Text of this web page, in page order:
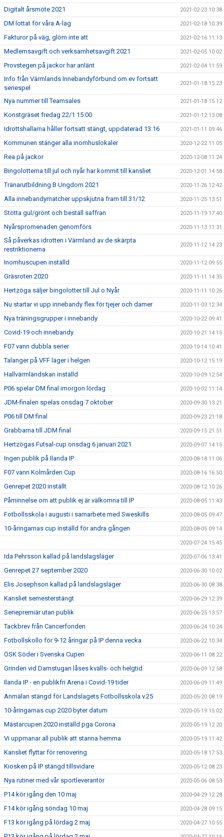
Digitalt årsmöte 2021 2021-02-23 10:38
DM lottat för våra A-lag 2021-02-18 10:39
Fakturor på väg, glöm inte att 2021-02-16 11:13
Medlemsavgift och verksamhetsavgift 2021 2021-02-05 10:02
Provstegen på jackor har anlänt 2021-02-04 11:59
Info från Värmlands Innebandyförbund om ev fortsatt
seriespel
2021-01-18 15:23
Nya nummer till Teamsales 2021-01-18 15:12
Konstgräset fredag 22/1 15:00 2021-01-12 13:08
Idrottshallarna håller fortsatt stängt, uppdaterad 13:16 2021-01-11 09:46
Kommunen stänger alla inomhuslokaler 2020-12-22 11:05
Rea på jackor 2020-12-08 11:24
Bingolotterna till jul och nyår har kommit till kansliet 2020-12-01 14:58
Tränarutbildning B Ungdom 2021 2020-11-26 12:42
Alla innebandymatcher uppskjutna fram till 31/12 2020-11-25 13:51
Stötta gul/grönt och beställ saffran 2020-11-19 17:40
Nyårspromenaden genomförs 2020-11-13 11:31
Så påverkas idrotten i Värmland av de skärpta
restriktionerna
2020-11-12 14:23
Inomhuscupen inställd 2020-11-12 09:55
Gräsroten 2020 2020-11-11 14:35
Hertzöga säljer bingolotter till Jul o Nyår 2020-11-11 10:26
Nu startar vi upp innebandy flex för tjejer och damer 2020-11-03 12:34
Nya träningsgrupper i innebandy 2020-10-22 09:41
Covid-19 och innebandy 2020-10-21 14:15
F07 vann dubbla serier 2020-10-14 10:41
Talanger på VFF läger i helgen 2020-10-12 15:19
Hallvärmländskan inställd 2020-10-09 12:54
P06 spelar DM final imorgon lördag 2020-10-02 11:14
JDM-finalen spelas onsdag 7 oktober 2020-09-30 13:21
P06 till DM final 2020-09-23 21:18
Grabbarna till JDM final 2020-09-15 21:51
Hertzögas Futsal-cup onsdag 6 januari 2021 2020-09-07 14:15
Ingen publik på Ilanda IP 2020-08-18 11:06
F07 vann Kolmården Cup 2020-08-16 16:50
Genrepet 2020 inställt 2020-08-12 10:26
Påminnelse om att publik ej är välkomna till IP 2020-08-05 11:43
Fotbollsskola i augusti i samarbete med Sweskills 2020-08-05 09:47
10-åringarnas cup inställd för andra gången 2020-08-05 09:14
2020-07-24 15:45
Ida Pehrsson kallad på landslagsläger 2020-07-06 13:41
Genrepet 27 september 2020 2020-06-30 10:02
Elis Josephson kallad på landslagsläger 2020-06-30 08:38
Kansliet semesterstängt 2020-06-29 12:39
Seriepremiär utan publik 2020-06-25 13:57
Tackbrev från Cancerfonden 2020-06-24 10:24
Fotbollskollo för 9-12 åringar på IP denna vecka 2020-06-22 10:34
ÖSK Söder i Svenska Cupen 2020-06-11 08:22
Grinden vid Damstugan låses kvälls- och helgtid 2020-06-09 12:58
Ilanda IP - en publikfri Arena i Covid-19 tider 2020-06-09 11:49
Anmälan stängd för Landslagets Fotbollsskola v.25 2020-05-20 08:19
10-åringarnas cup 2020 byter datum 2020-05-19 15:02
Mästarcupen 2020 inställd pga Corona 2020-05-19 12:20
Vi uppmanar all publik att stanna hemma 2020-05-19 11:42
Kansliet flyttar för renovering 2020-05-18 17:53
Kiosken på IP stängd tillsvidare 2020-05-12 08:23
Nya rutiner med vår sportleverantör 2020-05-06 08:53
P14 kör igång den 10 maj 2020-04-29 12:28
F14 kör igång söndag 10 maj 2020-04-28 09:15
F13 kör igång på lördag 2 maj 2020-04-27 10:55